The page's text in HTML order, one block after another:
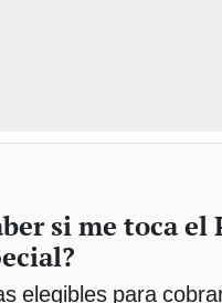
si me toca el
elegibles para